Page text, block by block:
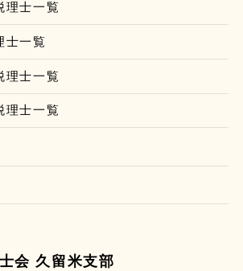
理士一覧
士一覧
理士一覧
理士一覧
会 久留米支部